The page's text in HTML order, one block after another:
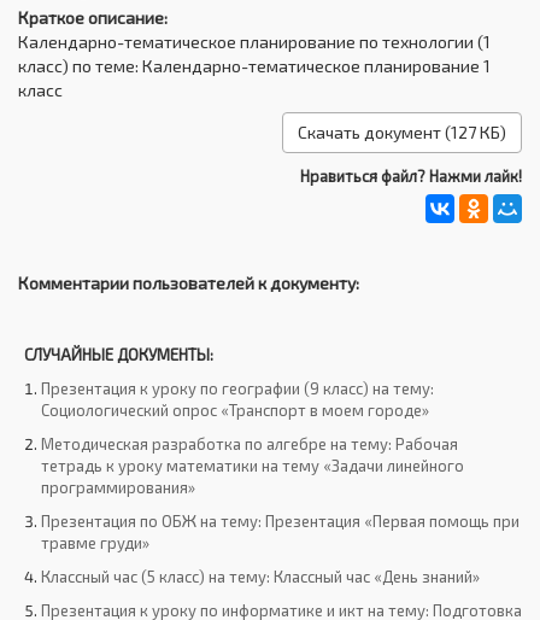
Краткое описание:
Календарно-тематическое планирование по технологии (1
класс) по теме: Календарно-тематическое планирование 1
класс
Скачать документ (127 КБ)
Нравиться файл? Нажми лайк!
Комментарии пользователей к документу:
СЛУЧАЙНЫЕ ДОКУМЕНТЫ:
Презентация к уроку по географии (9 класс) на тему:
Социологический опрос «Транспорт в моем городе»
Методическая разработка по алгебре на тему: Рабочая
тетрадь к уроку математики на тему «Задачи линейного
программирования»
Презентация по ОБЖ на тему: Презентация «Первая помощь при
травме груди»
Классный час (5 класс) на тему: Классный час «День знаний»
Презентация к уроку по информатике и икт на тему: Подготовка